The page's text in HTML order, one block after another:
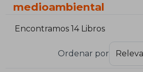
medioambiental
Encontramos 14 Libros
Ordenar por